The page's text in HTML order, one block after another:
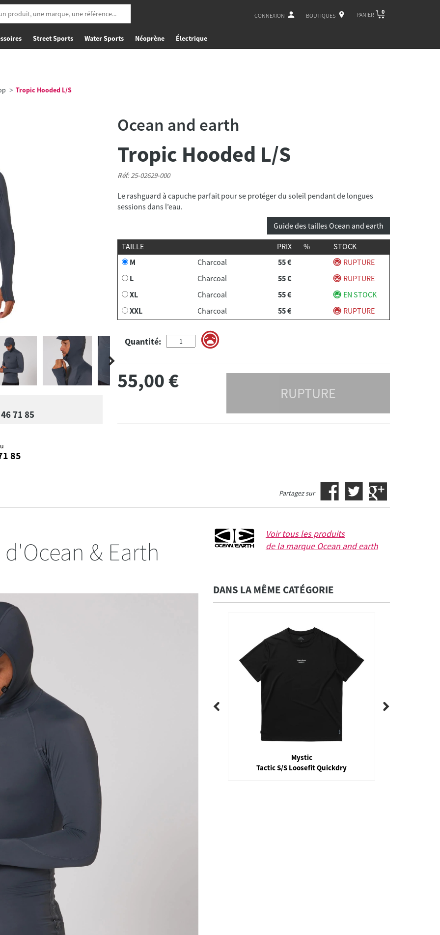
CONNEXION BOUTIQUES PANIER 0
Street Sports Water Sports Néoprène Électrique
Tropic Hooded L/S
71 85
85
Ocean and earth
Tropic Hooded L/S
Réf: 25-02629-000
Le rashguard à capuche parfait pour se protéger du soleil pendant de longues
Guide des tailles Ocean and earth
TAILLE PRIX %
STOCK
M
Charcoal 55 €
RUPTURE
L
Charcoal 55 €
RUPTURE
XL
Charcoal 55 €
EN STOCK
XXL
Charcoal 55 € RUPTURE
Quantité:
55,00€
RUPTURE
Partagez sur
& Earth
Voir tous les produits
de la marque Ocean and earth
DANS LA MÊME CATÉGORIE
Tactic S/S Loosefit Quickdry
O'Neill
Premium Skins O'zone L/S Rash Guard